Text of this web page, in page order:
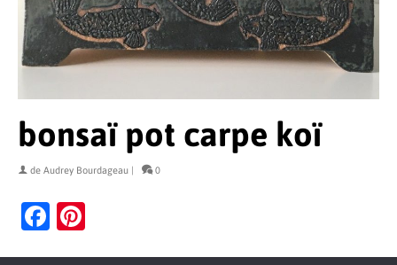
bonsaï pot carpe koï
de Audrey Bourdageau 0
Facebook